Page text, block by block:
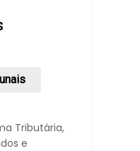
Tributária,
e